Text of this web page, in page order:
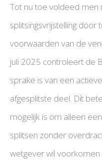
Tot nu toe voldeed men
splitsingsvrijstelling door
voorwaarden van de
juli 2025 controleert de
sprake is van een
afgesplitste deel. Dit
mogelijk is om alleen
splitsen zonder
wetgever wil